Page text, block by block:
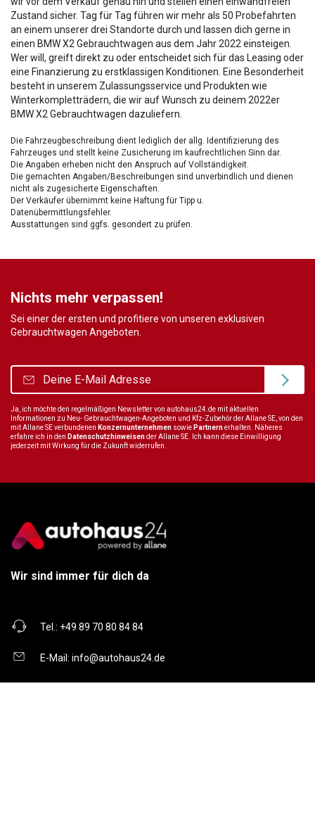
Zustand sicher. Tag für Tag führen wir mehr als 50 Probefahrten
an einem unserer drei Standorte durch und lassen dich gerne in
einen BMW X2 Gebrauchtwagen aus dem Jahr 2022 einsteigen.
Wer will, greift direkt zu oder entscheidet sich für das Leasing oder
eine Finanzierung zu erstklassigen Konditionen. Eine Besonderheit
besteht in unserem Zulassungsservice und Produkten wie
Winterkompletträdern, die wir auf Wunsch zu deinem 2022er
BMW X2 Gebrauchtwagen dazuliefern.
Die Fahrzeugbeschreibung dient lediglich der allg. Identifizierung des
Fahrzeuges und stellt keine Zusicherung im kaufrechtlichen Sinn dar.
Die Angaben erheben nicht den Anspruch auf Vollständigkeit.
Die gemachten Angaben/Beschreibungen sind unverbindlich und dienen
nicht als zugesicherte Eigenschaften.
Der Verkäufer übernimmt keine Haftung für Tipp u.
Datenübermittlungsfehler.
Ausstattungen sind ggfs. gesondert zu prüfen.
Nichts mehr verpassen!
Sei einer der ersten und profitiere von unseren exklusiven
Gebrauchtwagen Angeboten.
Ja, ich möchte den regelmäßigen Newsletter von autohaus24.de mit aktuellen
Informationen zu Neu- Gebrauchtwagen-Angeboten und Kfz-Zubehör der Allane SE, von den
mit Allane SE verbundenen Konzernunternehmen sowie Partnernerhalten. Näheres
erfahre ich in den Datenschutzhinweisender Allane SE. Ich kann diese Einwilligung
jederzeit mit Wirkung für die Zukunft widerrufen.
Wir sind immer für dich da
Tel.: +49 89 70 80 84 84
E-Mail: info@autohaus24.de